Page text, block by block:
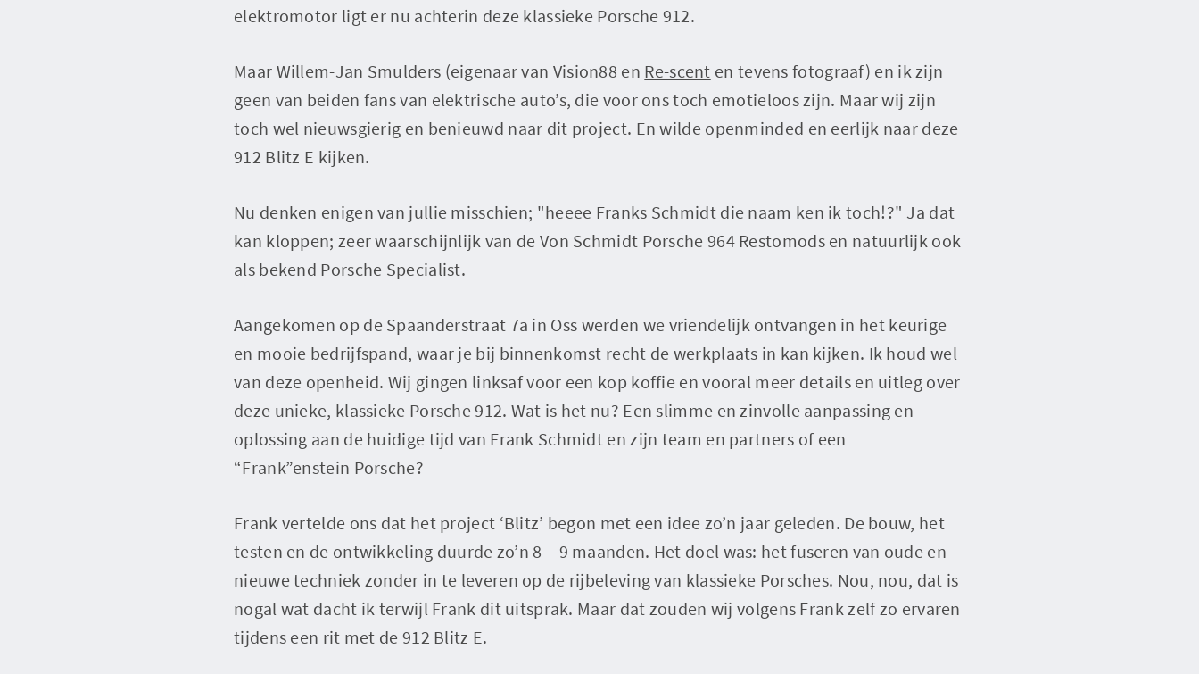
elektromotor ligt er nu achterin deze klassieke Porsche 912.
Maar Willem-Jan Smulders (eigenaar van Vision88 en Re-scent en tevens fotograaf) en ik zijn
geen van beiden fans van elektrische auto’s, die voor ons toch emotieloos zijn. Maar wij zijn
toch wel nieuwsgierig en benieuwd naar dit project. En wilde openminded en eerlijk naar deze
912 Blitz E kijken.
Nu denken enigen van jullie misschien; "heeee Franks Schmidt die naam ken ik toch!?" Ja dat
kan kloppen; zeer waarschijnlijk van de Von Schmidt Porsche 964 Restomods en natuurlijk ook
als bekend Porsche Specialist.
Aangekomen op de Spaanderstraat 7a in Oss werden we vriendelijk ontvangen in het keurige
en mooie bedrijfspand, waar je bij binnenkomst recht de werkplaats in kan kijken. Ik houd wel
van deze openheid. Wij gingen linksaf voor een kop koffie en vooral meer details en uitleg over
deze unieke, klassieke Porsche 912. Wat is het nu? Een slimme en zinvolle aanpassing en
oplossing aan de huidige tijd van Frank Schmidt en zijn team en partners of een
“Frank”enstein Porsche?
Frank vertelde ons dat het project ‘Blitz’ begon met een idee zo’n jaar geleden. De bouw, het
testen en de ontwikkeling duurde zo’n 8 – 9 maanden. Het doel was: het fuseren van oude en
nieuwe techniek zonder in te leveren op de rijbeleving van klassieke Porsches. Nou, nou, dat is
nogal wat dacht ik terwijl Frank dit uitsprak. Maar dat zouden wij volgens Frank zelf zo ervaren
tijdens een rit met de 912 Blitz E.